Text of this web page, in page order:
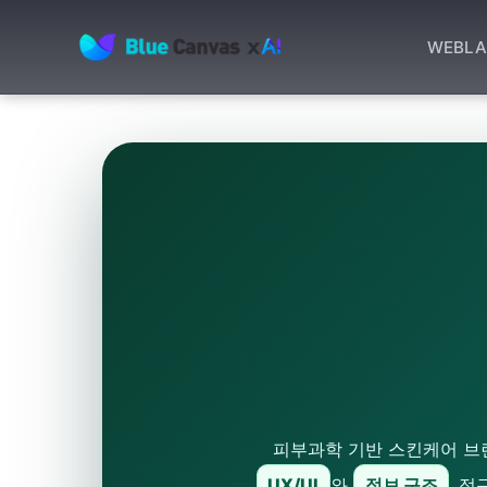
BLUECANVAS
WEB
피부과학 기반 스킨케어